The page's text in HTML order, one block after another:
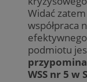
Widać
współpraca
podmiotu
WSS nr 5 w